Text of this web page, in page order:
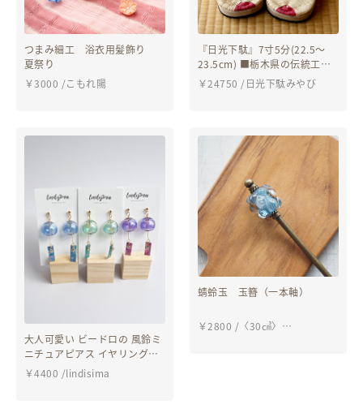
つまみ細工 浴衣用髪飾り
夏祭り
￥3000 /こもれ陽
『日光下駄』7寸5分(22.5～
23.5cm) ■栃木県の伝統工芸
品 ■サイズ違い制作可能
￥24750 /日光下駄みやび
大人可愛い ビードロの 風鈴ミ
ニチュアピアス イヤリング
k16gp
￥4400 /lindisima
蜻蛉玉 玉簪（一本軸）
￥2800 / 〈30㎤〉